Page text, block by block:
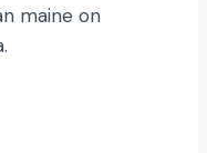
maine on